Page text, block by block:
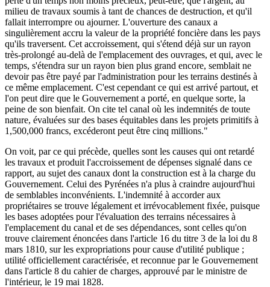
milieu de travaux soumis à tant de chances de destruction, et qu'il
fallait interrompre ou ajourner. L'ouverture des canaux a
singulièrement accru la valeur de la propriété foncière dans les pays
qu'ils traversent. Cet accroissement, qui s'étend déjà sur un rayon
très-prolongé au-delà de l'emplacement des ouvrages, et qui, avec le
temps, s'étendra sur un rayon bien plus grand encore, semblait ne
devoir pas être payé par l'administration pour les terrains destinés à
ce même emplacement. C'est cependant ce qui est arrivé partout, et
l'on peut dire que le Gouvernement a porté, en quelque sorte, la
peine de son bienfait. On cite tel canal où les indemnités de toute
nature, évaluées sur des bases équitables dans les projets primitifs à
1,500,000 francs, excéderont peut être cinq millions."
On voit, par ce qui précède, quelles sont les causes qui ont retardé
les travaux et produit l'accroissement de dépenses signalé dans ce
rapport, au sujet des canaux dont la construction est à la charge du
Gouvernement. Celui des Pyrénées n'a plus à craindre aujourd'hui
de semblables inconvénients. L'indemnité à accorder aux
propriétaires se trouve légalement et irrévocablement fixée, puisque
les bases adoptées pour l'évaluation des terrains nécessaires à
l'emplacement du canal et de ses dépendances, sont celles qu'on
trouve clairement énoncées dans l'article 16 du titre 3 de la loi du 8
mars 1810, sur les expropriations pour cause d'utilité publique ;
utilité officiellement caractérisée, et reconnue par le Gouvernement
dans l'article 8 du cahier de charges, approuvé par le ministre de
l'intérieur, le 19 mai 1828.